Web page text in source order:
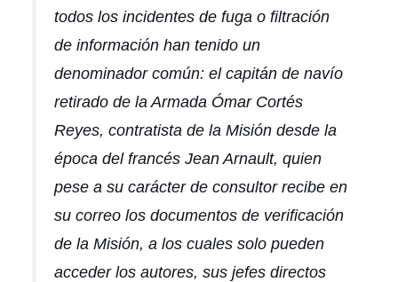
todos los incidentes de fuga o filtración
de información han tenido un
denominador común: el capitán de navío
retirado de la Armada Ómar Cortés
Reyes, contratista de la Misión desde la
época del francés Jean Arnault, quien
pese a su carácter de consultor recibe en
su correo los documentos de verificación
de la Misión, a los cuales solo pueden
acceder los autores, sus jefes directos